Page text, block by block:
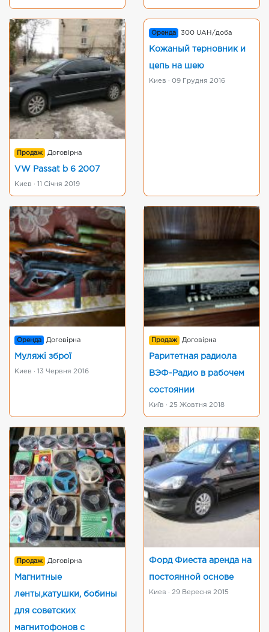
Продаж Договірна
VW Passat b 6 2007
Киев · 11 Січня 2019
Оренда 300 UAH/доба
Кожаный терновник и
цепь на шею
Киев · 09 Грудня 2016
Оренда Договірна
Муляжі зброї
Киев · 13 Червня 2016
Продаж Договірна
Раритетная радиола
ВЭФ-Радио в рабочем
состоянии
Київ · 25 Жовтня 2018
Продаж Договірна
Магнитные
ленты,катушки, бобины
для советских
магнитофонов с
Форд Фиеста аренда на
постоянной основе
Киев · 29 Вересня 2015